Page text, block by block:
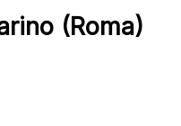
(Roma)